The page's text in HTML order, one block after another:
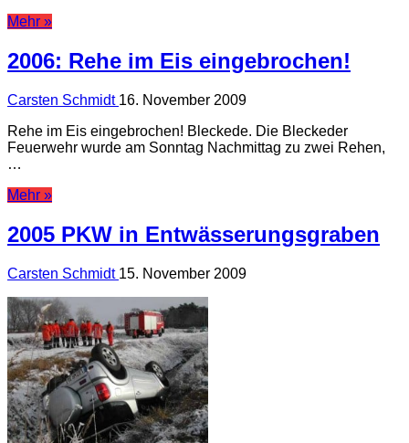
Mehr »
2006: Rehe im Eis eingebrochen!
Carsten Schmidt 16. November 2009
Rehe im Eis eingebrochen! Bleckede. Die Bleckeder
Feuerwehr wurde am Sonntag Nachmittag zu zwei Rehen,
…
Mehr »
2005 PKW in Entwässerungsgraben
Carsten Schmidt 15. November 2009